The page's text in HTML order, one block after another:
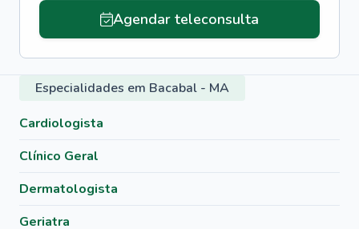
Agendar teleconsulta
Especialidades em Bacabal - MA
Cardiologista
Clínico Geral
Dermatologista
Geriatra